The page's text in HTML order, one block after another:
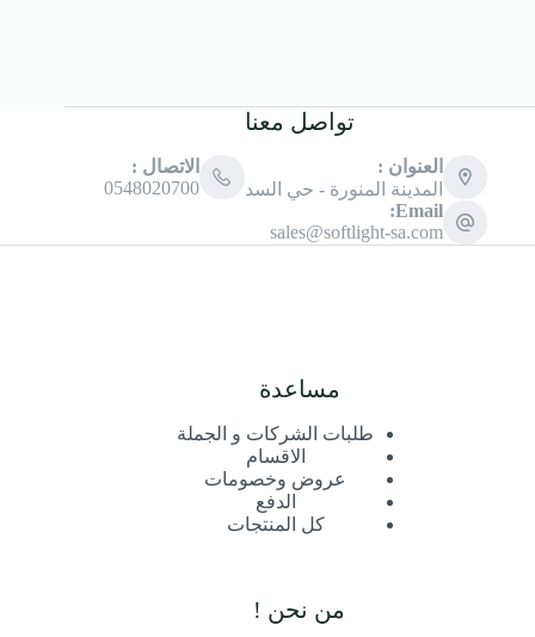
تواصل معنا
العنوان :
المدينة المنورة - حي السد
الاتصال :
0548020700
Email:
sales@softlight-sa.com
مساعدة
طلبات الشركات و الجملة
الاقسام
عروض وخصومات
الدفع
كل المنتجات
من نحن !